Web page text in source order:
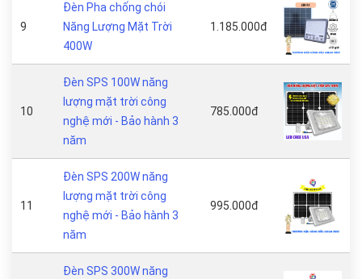
9
Đèn Pha chống chói
Năng Lượng Mặt Trời
400W
1.185.000đ
10
Đèn SPS 100W năng
lượng mặt trời công
nghệ mới - Bảo hành 3
năm
785.000đ
11
Đèn SPS 200W năng
lượng mặt trời công
nghệ mới - Bảo hành 3
năm
995.000đ
Đèn SPS 300W năng